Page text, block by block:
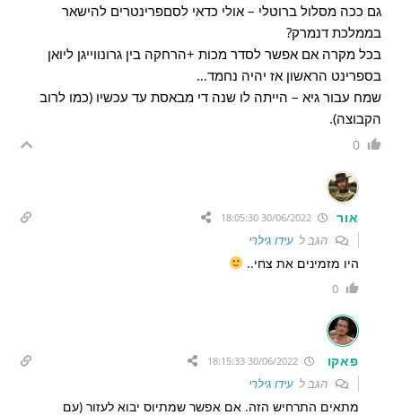
גם ככה מסלול ברוטלי – אולי כדאי לסםפרינטרים להישאר
בממלכת דנמרק?
בכל מקרה אם אפשר לסדר מכות +הרחקה בין גרונווייגן ליואן
בספרינט הראשון אז יהיה נחמד…
שמח עבור גיא – הייתה לו שנה די מבאסת עד עכשיו (כמו לרוב
הקבוצה).
0
אור
הגב לעידו גילרי
היו מזמינים את צחי..
0
פאקו 30/06/2022 18:15:33
הגב לעידו גילרי
מתאים התרחיש הזה. אם אפשר שמתיוס יבוא לעזור (עם